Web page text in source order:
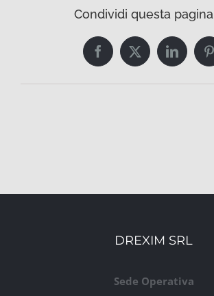
Condividi questa
FacebookTwitterLinkedIn
DREXIM SRL
Sede Operativa